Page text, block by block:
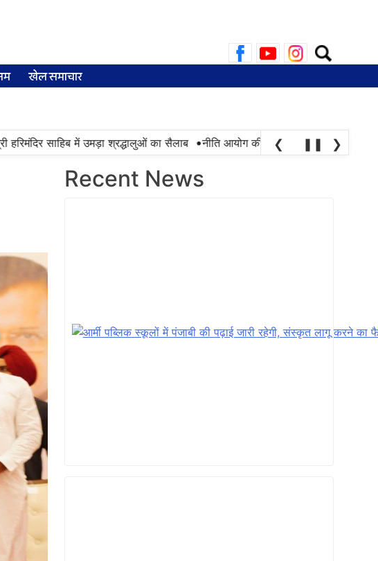
Search
for:
खेल समाचार
साहिब में उमड़ा श्रद्धालुओं का सैलाब •नीति आयोग की रैंकिंग में पंजाब ने केरल को पछाड़ा;
❮ ❚❚ ❯
Recent News